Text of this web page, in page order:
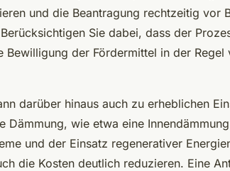
und die Beantragung rechtzeitig vor
Sie dabei, dass der
Bewilligung der Fördermittel in der Regel
darüber hinaus auch zu erheblichen
Dämmung, wie etwa eine
und der Einsatz regenerativer
die Kosten deutlich reduzieren. Eine